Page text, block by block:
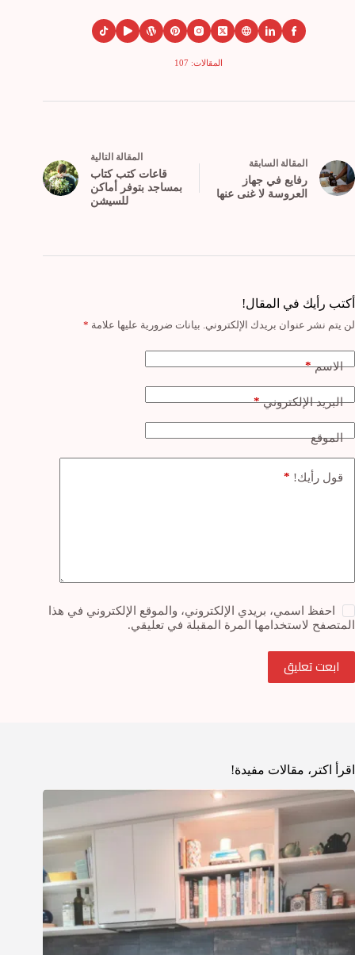
المقالات: 107
المقالة السابقة
رفايع في جهاز
العروسة لا غنى عنها
المقالة التالية
قاعات كتب كتاب
بمساجد بتوفر أماكن
للسيشن
أكتب رأيك في المقال!
لن يتم نشر عنوان بريدك الإلكتروني. بيانات ضرورية عليها علامة *
الاسم*
البريد الإلكتروني*
الموقع
قول رأيك! *
احفظ اسمي، بريدي الإلكتروني، والموقع الإلكتروني في هذا
المتصفح لاستخدامها المرة المقبلة في تعليقي.
ابعت تعليق
اقرأ اكتر، مقالات مفيدة!